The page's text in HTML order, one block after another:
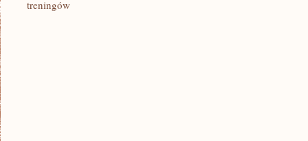
treningów